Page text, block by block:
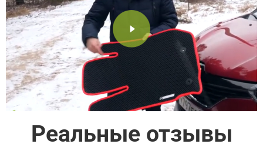
Реальные отзывы